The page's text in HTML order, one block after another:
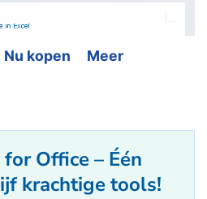
Nu kopen
Meer
Office – Één
krachtige tools!